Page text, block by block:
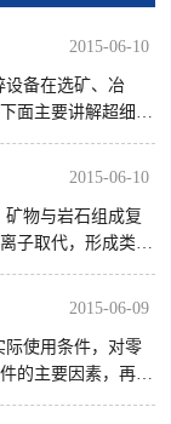
2015-06-10
设备在选矿、冶
面主要讲解超细粉
2015-06-10
物与岩石组成复
子取代，形成类质
近的碳酸盐矿伤
2015-06-09
际使用条件，对零
的主要因素，再根
要类型